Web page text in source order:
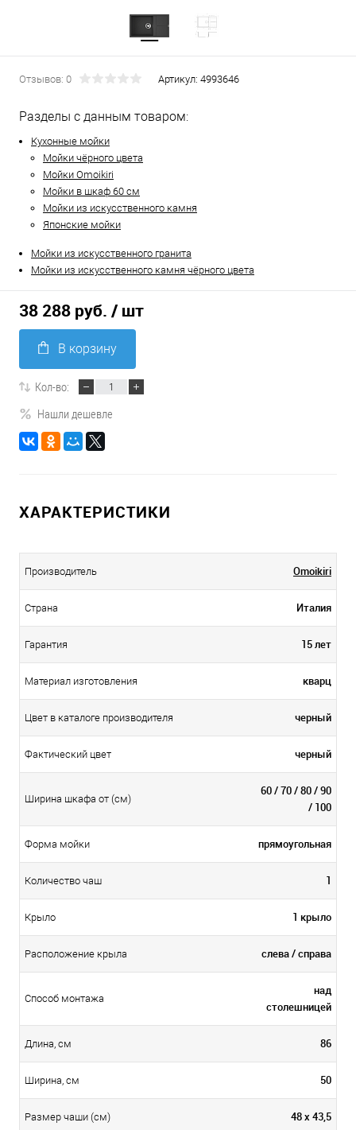
Отзывов: 0 Артикул: 4993646
Разделы с данным товаром:
Кухонные мойки
Мойки чёрного цвета
Мойки Omoikiri
Мойки в шкаф 60 см
Мойки из искусственного камня
Японские мойки
Мойки из искусственного гранита
Мойки из искусственного камня чёрного цвета
38 288 руб. / шт
В корзину
Кол-во:
Нашли дешевле
ХАРАКТЕРИСТИКИ
Производитель Omoikiri
Страна Италия
Гарантия 15 лет
Материал изготовления кварц
Цвет в каталоге производителя черный
Фактический цвет черный
Ширина шкафа от (см)
60 / 70 / 80 / 90
/ 100
Форма мойки прямоугольная
Количество чаш 1
Крыло 1 крыло
Расположение крыла слева / справа
Способ монтажа
над
столешницей
Длина, см 86
Ширина, см 50
Размер чаши (см) 48 х 43,5